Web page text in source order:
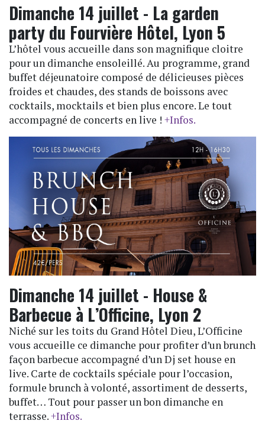
Dimanche 14 juillet - La garden
party du Fourvière Hôtel, Lyon 5
L’hôtel vous accueille dans son magnifique cloitre
pour un dimanche ensoleillé. Au programme, grand
buffet déjeunatoire composé de délicieuses pièces
froides et chaudes, des stands de boissons avec
cocktails, mocktails et bien plus encore. Le tout
accompagné de concerts en live ! +Infos.
Dimanche 14 juillet - House &
Barbecue à L’Officine, Lyon 2
Niché sur les toits du Grand Hôtel Dieu, L’Officine
vous accueille ce dimanche pour profiter d’un brunch
façon barbecue accompagné d’un Dj set house en
live. Carte de cocktails spéciale pour l’occasion,
formule brunch à volonté, assortiment de desserts,
buffet… Tout pour passer un bon dimanche en
terrasse.+Infos.